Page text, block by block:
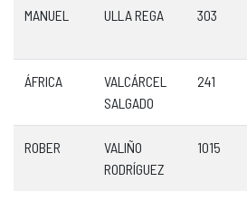
MANUEL ULLA REGA 303
ÁFRICA
VALCÁRCEL
SALGADO
241
ROBER
VALIÑO
RODRÍGUEZ
1015